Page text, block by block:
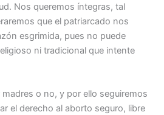
Nos queremos íntegras, tal
que el patriarcado nos
esgrimida, pues no puede
ni tradicional que intente
madres o no, y por ello seguiremos
el derecho al aborto seguro, libre